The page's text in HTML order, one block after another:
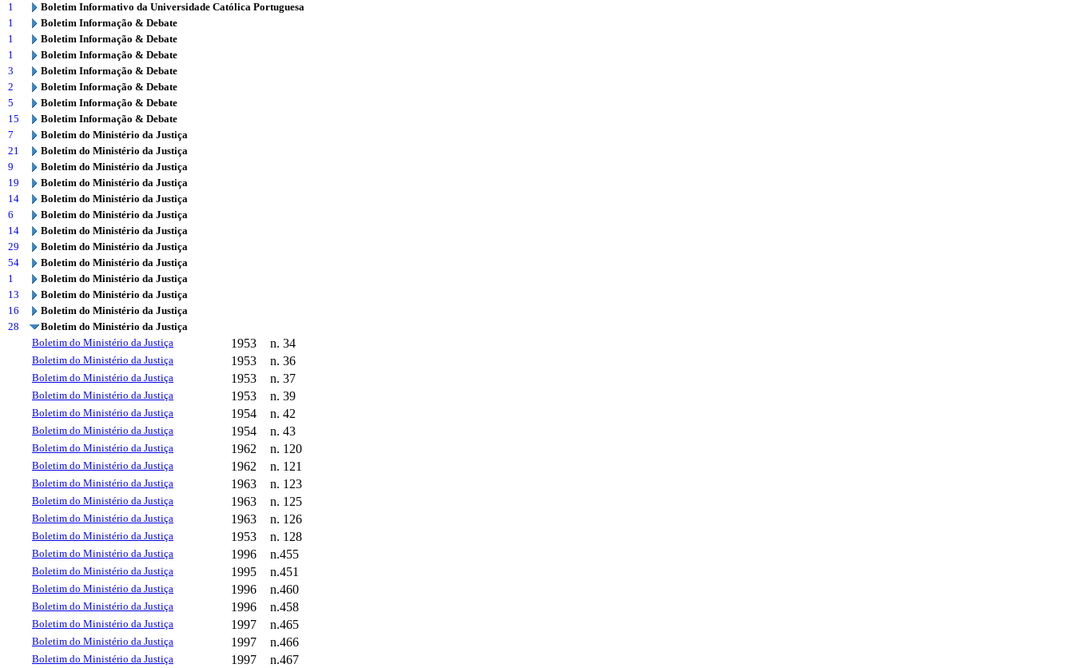
1
Boletim Informativo da Universidade Católica Portuguesa
1
Boletim Informação & Debate
1
Boletim Informação & Debate
1
Boletim Informação & Debate
3
Boletim Informação & Debate
2
Boletim Informação & Debate
5
Boletim Informação & Debate
15
Boletim Informação & Debate
7
Boletim do Ministério da Justiça
21
Boletim do Ministério da Justiça
9
Boletim do Ministério da Justiça
19
Boletim do Ministério da Justiça
14
Boletim do Ministério da Justiça
6
Boletim do Ministério da Justiça
14
Boletim do Ministério da Justiça
29
Boletim do Ministério da Justiça
54
Boletim do Ministério da Justiça
1
Boletim do Ministério da Justiça
13
Boletim do Ministério da Justiça
16
Boletim do Ministério da Justiça
28
Boletim do Ministério da Justiça
Boletim do Ministério da Justiça
1953 n. 34
Boletim do Ministério da Justiça 1953 n. 36
Boletim do Ministério da Justiça 1953 n. 37
Boletim do Ministério da Justiça 1953 n. 39
Boletim do Ministério da Justiça 1954 n. 42
Boletim do Ministério da Justiça 1954 n. 43
Boletim do Ministério da Justiça 1962 n. 120
Boletim do Ministério da Justiça 1962 n. 121
Boletim do Ministério da Justiça 1963 n. 123
Boletim do Ministério da Justiça 1963 n. 125
Boletim do Ministério da Justiça 1963 n. 126
Boletim do Ministério da Justiça 1953 n. 128
Boletim do Ministério da Justiça 1996 n.455
Boletim do Ministério da Justiça 1995 n.451
Boletim do Ministério da Justiça 1996 n.460
Boletim do Ministério da Justiça 1996 n.458
Boletim do Ministério da Justiça 1997 n.465
Boletim do Ministério da Justiça 1997 n.466
Boletim do Ministério da Justiça 1997 n.467